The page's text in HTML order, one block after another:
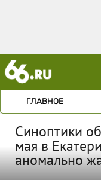
ГЛАВНОЕ
Синоптики
мая в
аномально